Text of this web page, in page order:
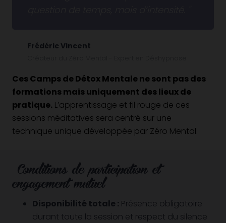
Frédéric Vincent
Ces Camps de Détox Mentale ne sont pas des
formations mais uniquement des lieux de
pratique. L’apprentissage et fil rouge de ces
sessions méditatives sera centré sur une
technique unique développée par Zéro Mental.
Conditions de participation et
engagement mutuel
Disponibilité totale : Présence obligatoire
durant toute la session et respect du silence